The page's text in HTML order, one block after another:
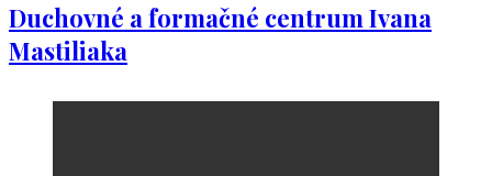
Duchovné a formačné centrum Ivana
Mastiliaka